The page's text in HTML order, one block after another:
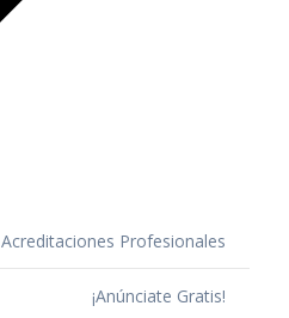
Acreditaciones Profesionales
¡Anúnciate Gratis!